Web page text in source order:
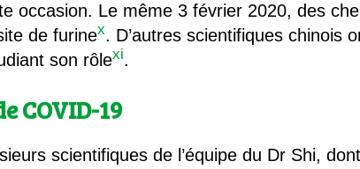
occasion. Le même 3 février 2020, des
de furinex. D’autres scientifiques chinois
son rôlexi.
COVID-19
scientifiques de l’équipe du Dr Shi,